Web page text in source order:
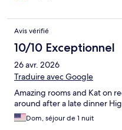
Avis vérifié
10/10 Exceptionnel
26 avr. 2026
Traduire avec Google
Amazing rooms and Kat on
around after a late dinner
Dom, séjour de 1 nuit